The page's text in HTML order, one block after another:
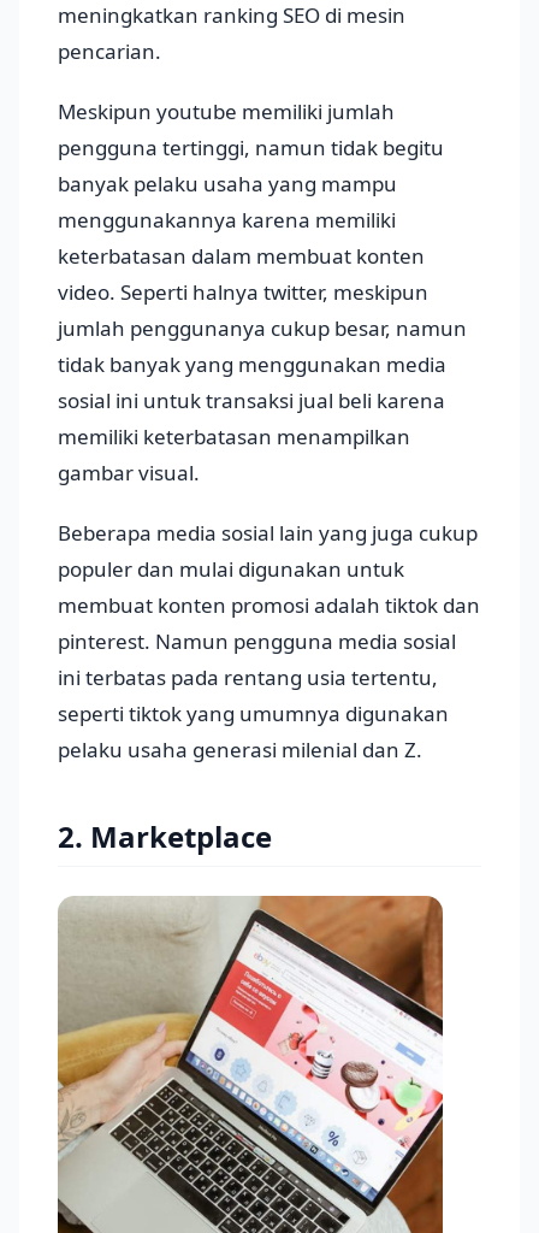
meningkatkan ranking SEO di mesin
pencarian.
Meskipun youtube memiliki jumlah
pengguna tertinggi, namun tidak begitu
banyak pelaku usaha yang mampu
menggunakannya karena memiliki
keterbatasan dalam membuat konten
video. Seperti halnya twitter, meskipun
jumlah penggunanya cukup besar, namun
tidak banyak yang menggunakan media
sosial ini untuk transaksi jual beli karena
memiliki keterbatasan menampilkan
gambar visual.
Beberapa media sosial lain yang juga cukup
populer dan mulai digunakan untuk
membuat konten promosi adalah tiktok dan
pinterest. Namun pengguna media sosial
ini terbatas pada rentang usia tertentu,
seperti tiktok yang umumnya digunakan
pelaku usaha generasi milenial dan Z.
2. Marketplace